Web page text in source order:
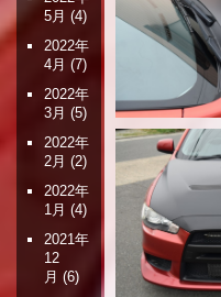
5月 (4)
2022年
4月 (7)
2022年
3月 (5)
2022年
2月 (2)
2022年
1月 (4)
2021年
12
月 (6)